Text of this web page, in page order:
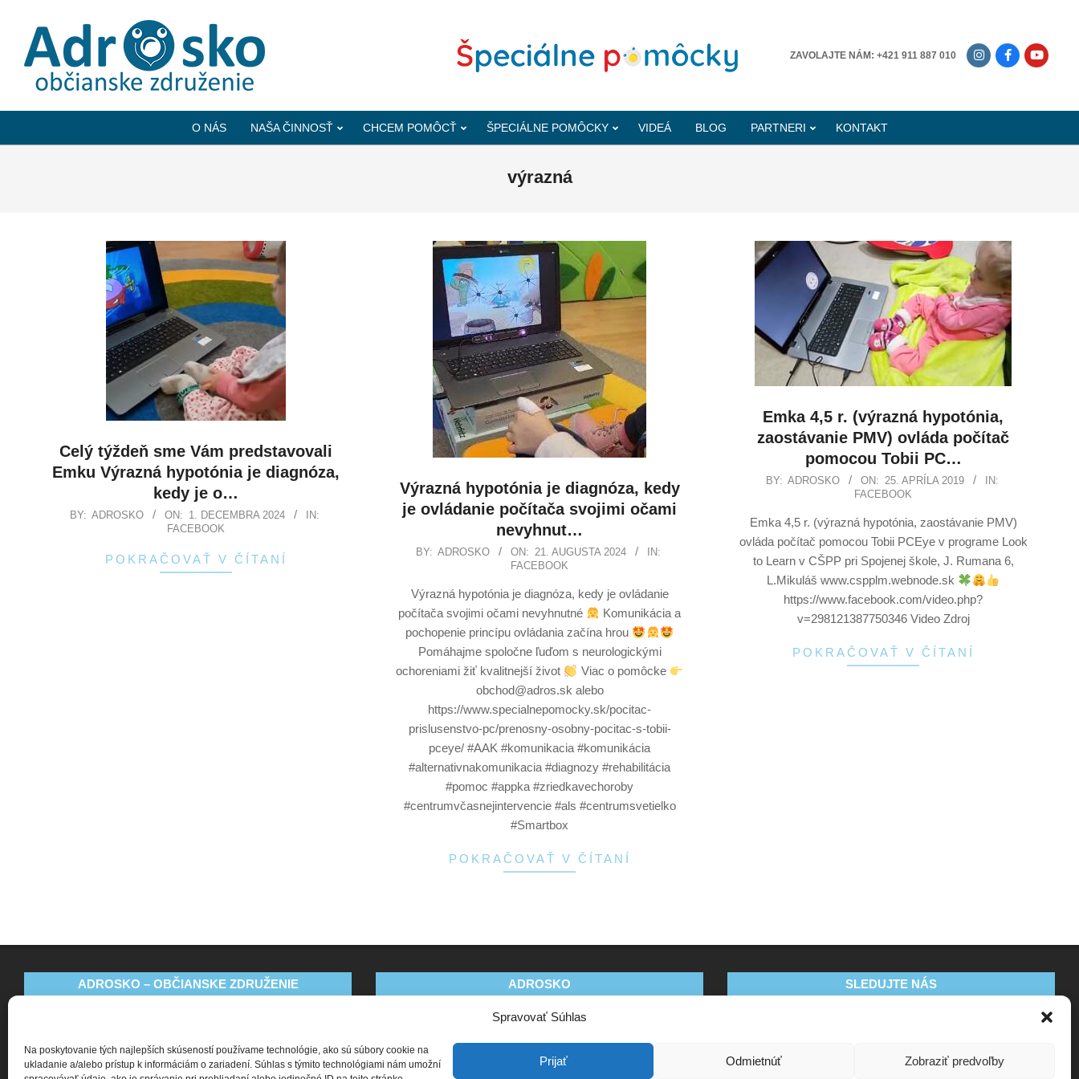
Spravovať Súhlas
Na poskytovanie tých najlepších skúseností používame technológie, ako sú súbory cookie na
ukladanie a/alebo prístup k informáciám o zariadení. Súhlas s týmito technológiami nám umožní
Prijať Odmietnúť Zobraziť predvoľby
OBČIANSKE
ZAVOLAJTE NÁM: +421 911 887 010
O NÁS NAŠA ČINNOSŤ CHCEM POMÔCŤ ŠPECIÁLNE POMÔCKY VIDEÁ BLOG PARTNERI KONTAKT
výrazná
Celý týždeň sme Vám predstavovali
Emku Výrazná hypotónia je diagnóza,
kedy je o…
BY: ADROSKO ON: 1. DECEMBRA 2024
IN:
FACEBOOK
POKRAČOVAŤ V ČÍTANÍ
Výrazná hypotónia je diagnóza, kedy
je ovládanie počítača svojimi očami
nevyhnut…
BY: ADROSKO ON: 21. AUGUSTA 2024
IN:
FACEBOOK
Výrazná hypotónia je diagnóza, kedy je ovládanie
počítača svojimi očami nevyhnutné
Komunikácia a
pochopenie princípu ovládania začína hrou
Pomáhajme spoločne ľuďom s neurologickými
ochoreniami žiť kvalitnejší život
Viac o pomôcke
obchod@adros.sk alebo
https://www.specialnepomocky.sk/pocitac-
prislusenstvo-pc/prenosny-osobny-pocitac-s-tobii-
pceye/ #AAK #komunikacia #komunikácia
#alternativnakomunikacia #diagnozy #rehabilitácia
#pomoc #appka #zriedkavechoroby
#centrumvčasnejintervencie #als #centrumsvetielko
#Smartbox
POKRAČOVAŤ V ČÍTANÍ
Emka 4,5 r. (výrazná hypotónia,
zaostávanie PMV) ovláda počítač
pomocou Tobii PC…
BY: ADROSKO ON: 25. APRÍLA 2019
IN:
FACEBOOK
Emka 4,5 r. (výrazná hypotónia, zaostávanie PMV)
ovláda počítač pomocou Tobii PCEye v programe Look
to Learn v CŠPP pri Spojenej škole, J. Rumana 6,
L.Mikuláš www.cspplm.webnode.sk
https://www.facebook.com/video.php?
v=298121387750346 Video Zdroj
POKRAČOVAŤ V ČÍTANÍ
ADROSKO – OBČIANSKE ZDRUŽENIE
+421 911 135 252
ADROSKO
Ochrana osobných údajov
osobných údajov (EU)
SLEDUJTE NÁS